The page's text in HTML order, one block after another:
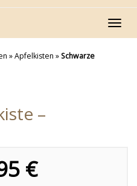
»Apfelkisten »Schwarze
–
€